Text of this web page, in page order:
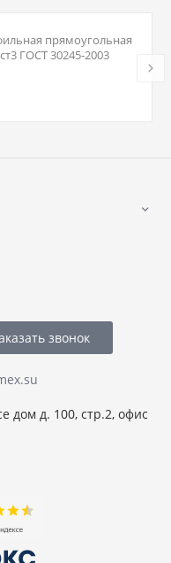
прямоугольная
ГОСТ 30245-2003
дом д. 100, стр.2, офис
звонок